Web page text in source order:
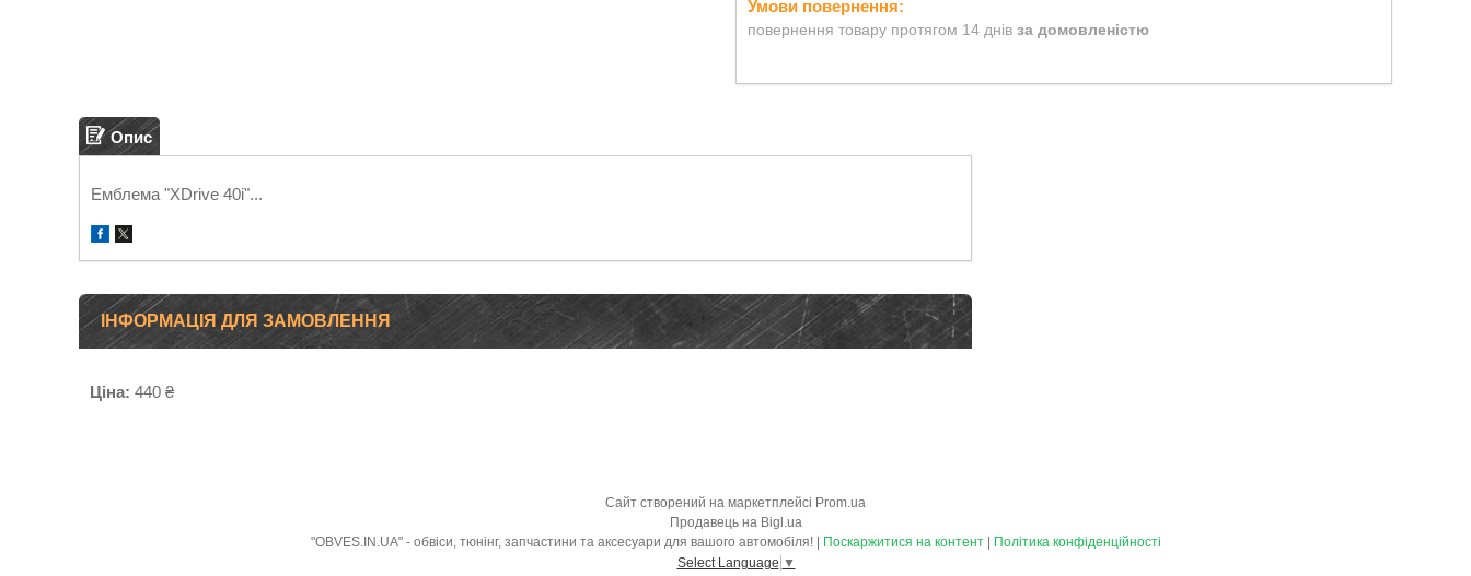
повернення товару протягом 14 днів за домовленістю
Опис
Емблема "XDrive 40i"...
ІНФОРМАЦІЯ ДЛЯ ЗАМОВЛЕННЯ
Ціна: 440 ₴
Сайт створений на маркетплейсі Prom.ua
Продавець на Bigl.ua
Поскаржитися на контент
Політика конфіденційності
Select Language ▼